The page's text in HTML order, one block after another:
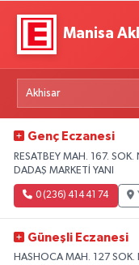
Manisa
Genç Eczanesi
RESATBEY MAH. 167. SOK.
DADAŞ MARKETİ YANI
0 (236) 414 41 74
Güneşli Eczanesi
HASHOCA MAH. 127 SOK.